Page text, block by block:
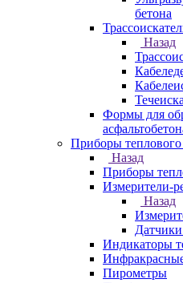
бетона
Назад
Формы для
Приборы теплового
Назад
Приборы
Измерители-
Назад
Индикаторы
Пирометры